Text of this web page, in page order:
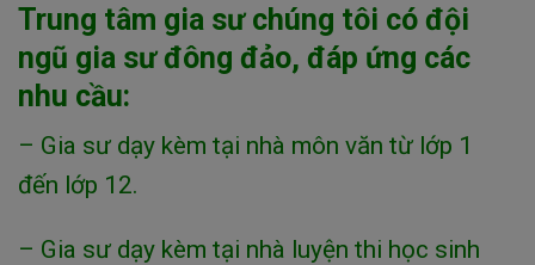
Trung tâm gia sư chúng tôi có đội
ngũ gia sư đông đảo, đáp ứng các
nhu cầu:
– Gia sư dạy kèm tại nhà môn văn từ lớp 1
đến lớp 12.
– Gia sư dạy kèm tại nhà luyện thi học sinh